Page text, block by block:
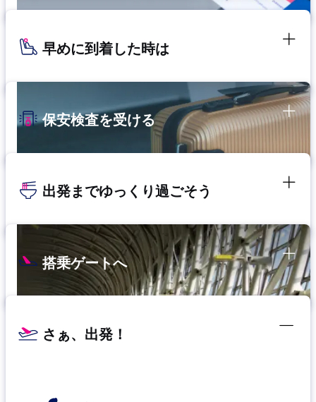
早めに到着した時は
保安検査を受ける
出発までゆっくり過ごそう
搭乗ゲートへ
さぁ、出発！